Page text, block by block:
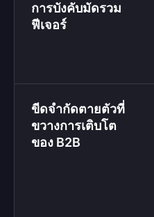
การบังคับมัดรวม
ฟีเจอร์
ขีดจำกัดตายตัวที่
ขวางการเติบโต
ของ B2B